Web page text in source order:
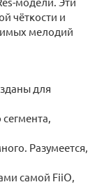
чёткости и
мелодий
для
Разумеется,
самой FiiO,